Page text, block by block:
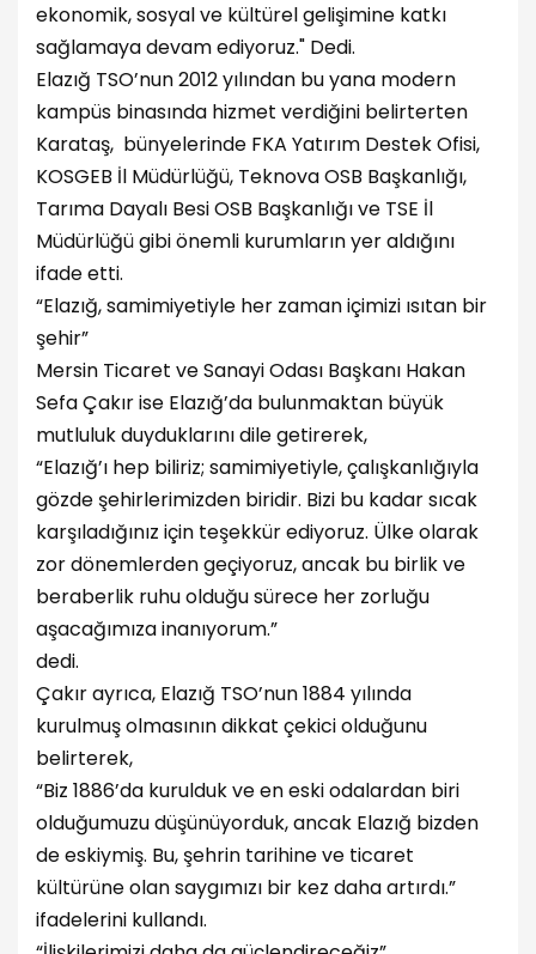
ekonomik, sosyal ve kültürel gelişimine katkı
sağlamaya devam ediyoruz." Dedi.
Elazığ TSO’nun 2012 yılından bu yana modern
kampüs binasında hizmet verdiğini belirterten
Karataş, bünyelerinde FKA Yatırım Destek Ofisi,
KOSGEB İl Müdürlüğü, Teknova OSB Başkanlığı,
Tarıma Dayalı Besi OSB Başkanlığı ve TSE İl
Müdürlüğü gibi önemli kurumların yer aldığını
ifade etti.
“Elazığ, samimiyetiyle her zaman içimizi ısıtan bir
şehir”
Mersin Ticaret ve Sanayi Odası Başkanı Hakan
Sefa Çakır ise Elazığ’da bulunmaktan büyük
mutluluk duyduklarını dile getirerek,
“Elazığ’ı hep biliriz; samimiyetiyle, çalışkanlığıyla
gözde şehirlerimizden biridir. Bizi bu kadar sıcak
karşıladığınız için teşekkür ediyoruz. Ülke olarak
zor dönemlerden geçiyoruz, ancak bu birlik ve
beraberlik ruhu olduğu sürece her zorluğu
aşacağımıza inanıyorum.”
dedi.
Çakır ayrıca, Elazığ TSO’nun 1884 yılında
kurulmuş olmasının dikkat çekici olduğunu
belirterek,
“Biz 1886’da kurulduk ve en eski odalardan biri
olduğumuzu düşünüyorduk, ancak Elazığ bizden
de eskiymiş. Bu, şehrin tarihine ve ticaret
kültürüne olan saygımızı bir kez daha artırdı.”
ifadelerini kullandı.